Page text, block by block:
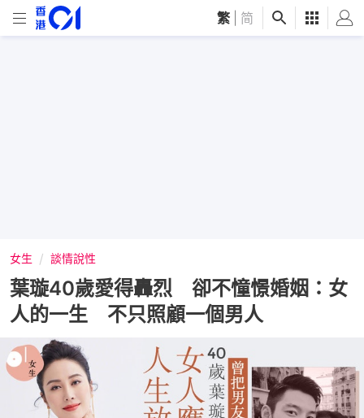
繁 简
女生 談情說性
葉璇40歲愛得轟烈 卻不憧憬婚姻：女
人的一生 不只照顧一個男人